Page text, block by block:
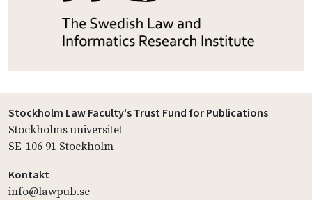
Stockholm Law Faculty's Trust Fund for Publications
Stockholms universitet
SE-106 91 Stockholm
Kontakt
info@lawpub.se